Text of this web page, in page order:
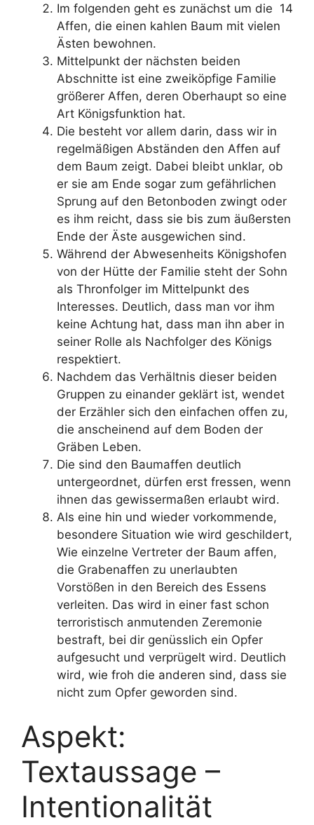
Im folgenden geht es zunächst um die 14
Affen, die einen kahlen Baum mit vielen
Ästen bewohnen.
Mittelpunkt der nächsten beiden
Abschnitte ist eine zweiköpfige Familie
größerer Affen, deren Oberhaupt so eine
Art Königsfunktion hat.
Die besteht vor allem darin, dass wir in
regelmäßigen Abständen den Affen auf
dem Baum zeigt. Dabei bleibt unklar, ob
er sie am Ende sogar zum gefährlichen
Sprung auf den Betonboden zwingt oder
es ihm reicht, dass sie bis zum äußersten
Ende der Äste ausgewichen sind.
Während der Abwesenheits Königshofen
von der Hütte der Familie steht der Sohn
als Thronfolger im Mittelpunkt des
Interesses. Deutlich, dass man vor ihm
keine Achtung hat, dass man ihn aber in
seiner Rolle als Nachfolger des Königs
respektiert.
Nachdem das Verhältnis dieser beiden
Gruppen zu einander geklärt ist, wendet
der Erzähler sich den einfachen offen zu,
die anscheinend auf dem Boden der
Gräben Leben.
Die sind den Baumaffen deutlich
untergeordnet, dürfen erst fressen, wenn
ihnen das gewissermaßen erlaubt wird.
Als eine hin und wieder vorkommende,
besondere Situation wie wird geschildert,
Wie einzelne Vertreter der Baum affen,
die Grabenaffen zu unerlaubten
Vorstößen in den Bereich des Essens
verleiten. Das wird in einer fast schon
terroristisch anmutenden Zeremonie
bestraft, bei dir genüsslich ein Opfer
aufgesucht und verprügelt wird. Deutlich
wird, wie froh die anderen sind, dass sie
nicht zum Opfer geworden sind.
Aspekt:
Textaussage –
Intentionalität